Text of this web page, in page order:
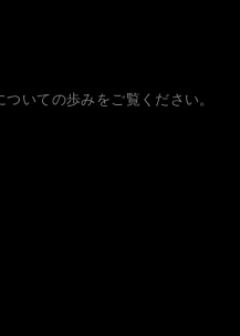
いての歩みをご覧ください。